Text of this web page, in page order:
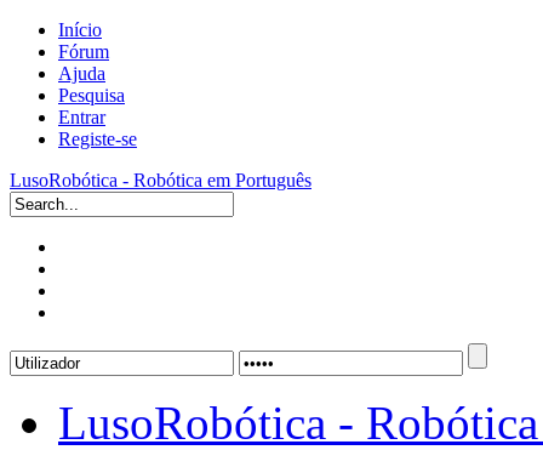
Início
Fórum
Ajuda
Pesquisa
Entrar
Registe-se
LusoRobótica - Robótica em Português
LusoRobótica -